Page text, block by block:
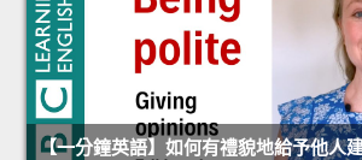
【一分鐘英語】如何有禮貌地給予他人